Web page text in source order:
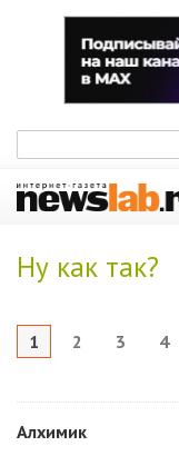
Ну как так?
1 2 3 4
Алхимик